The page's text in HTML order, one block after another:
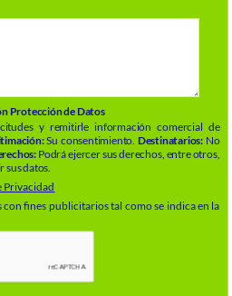
Protección de Datos
y remitirle información comercial de
Su consentimiento. Destinatarios:No
Podrá ejercer sus derechos, entre otros,
sus datos.
Privacidad
fines publicitarios tal como se indica en la